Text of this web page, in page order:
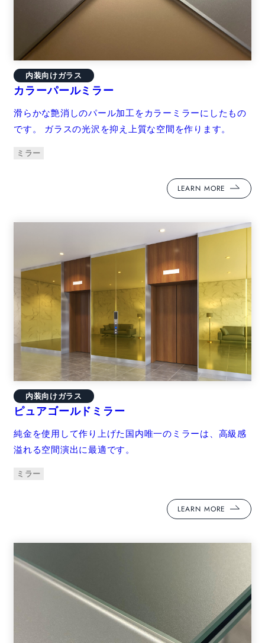
カラーパールミラー
内装向けガラス
滑らかな艶消しのパール加工をカラーミラーにしたもの
です。 ガラスの光沢を抑え上質な空間を作ります。
ミラー
LEARN MORE
ピュアゴールドミラー
内装向けガラス
純金を使用して作り上げた国内唯一のミラーは、高級感
溢れる空間演出に最適です。
ミラー
LEARN MORE